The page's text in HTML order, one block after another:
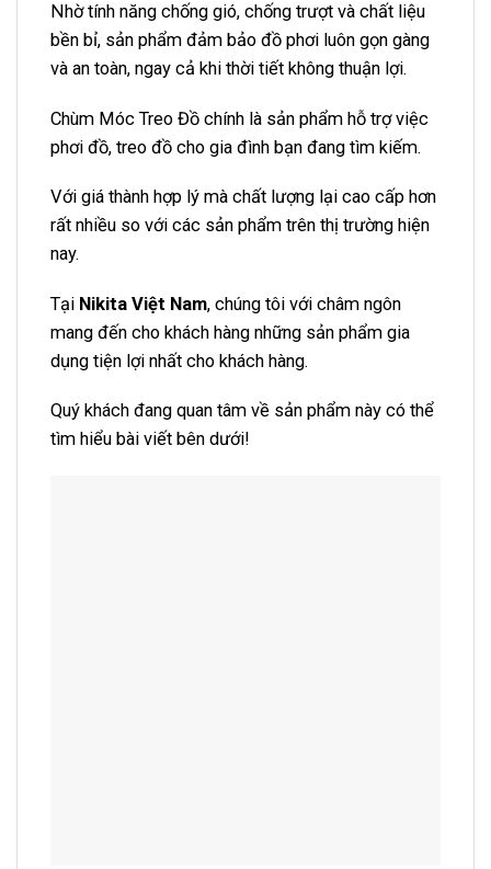
Nhờ tính năng chống gió, chống trượt và chất liệu
bền bỉ, sản phẩm đảm bảo đồ phơi luôn gọn gàng
và an toàn, ngay cả khi thời tiết không thuận lợi.
Chùm Móc Treo Đồ chính là sản phẩm hỗ trợ việc
phơi đồ, treo đồ cho gia đình bạn đang tìm kiếm.
Với giá thành hợp lý mà chất lượng lại cao cấp hơn
rất nhiều so với các sản phẩm trên thị trường hiện
nay.
Tại Nikita Việt Nam, chúng tôi với châm ngôn
mang đến cho khách hàng những sản phẩm gia
dụng tiện lợi nhất cho khách hàng.
Quý khách đang quan tâm về sản phẩm này có thể
tìm hiểu bài viết bên dưới!